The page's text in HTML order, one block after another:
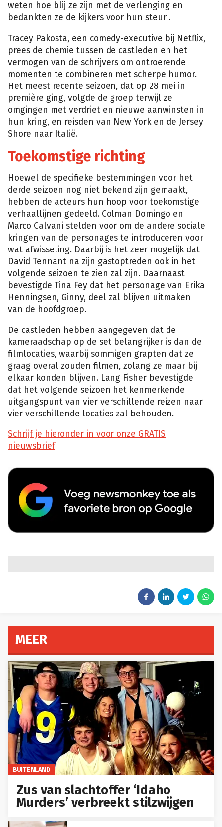
weten hoe blij ze zijn met de verlenging en
bedankten ze de kijkers voor hun steun.
Tracey Pakosta, een comedy-executive bij Netflix,
prees de chemie tussen de castleden en het
vermogen van de schrijvers om ontroerende
momenten te combineren met scherpe humor.
Het meest recente seizoen, dat op 28 mei in
première ging, volgde de groep terwijl ze
omgingen met verdriet en nieuwe aanwinsten in
hun kring, en reisden van New York en de Jersey
Shore naar Italië.
Toekomstige richting
Hoewel de specifieke bestemmingen voor het
derde seizoen nog niet bekend zijn gemaakt,
hebben de acteurs hun hoop voor toekomstige
verhaallijnen gedeeld. Colman Domingo en
Marco Calvani stelden voor om de andere sociale
kringen van de personages te introduceren voor
wat afwisseling. Daarbij is het zeer mogelijk dat
David Tennant na zijn gastoptreden ook in het
volgende seizoen te zien zal zijn. Daarnaast
bevestigde Tina Fey dat het personage van Erika
Henningsen, Ginny, deel zal blijven uitmaken
van de hoofdgroep.
De castleden hebben aangegeven dat de
kameraadschap op de set belangrijker is dan de
filmlocaties, waarbij sommigen grapten dat ze
graag overal zouden filmen, zolang ze maar bij
elkaar konden blijven. Lang Fisher bevestigde
dat het volgende seizoen het kenmerkende
uitgangspunt van vier verschillende reizen naar
vier verschillende locaties zal behouden.
Schrijf je hieronder in voor onze GRATIS
nieuwsbrief
MEER
BUITENLAND
Zus van slachtoffer ‘Idaho
Murders’ verbreekt stilzwijgen